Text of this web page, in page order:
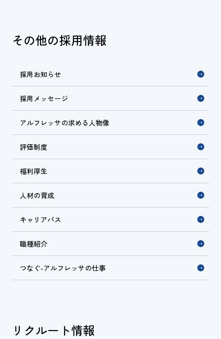
その他の採用情報
採用お知らせ
採用メッセージ
アルフレッサの求める人物像
評価制度
福利厚生
人材の育成
キャリアパス
職種紹介
つなぐ-アルフレッサの仕事
リクルート情報